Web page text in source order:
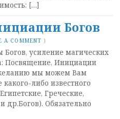
[…]
Богов
A COMMENT )
усиление магических
Посвящение, Инициации
мы можем Вам
либо известного
Греческие,
др.Богов). Обязательно